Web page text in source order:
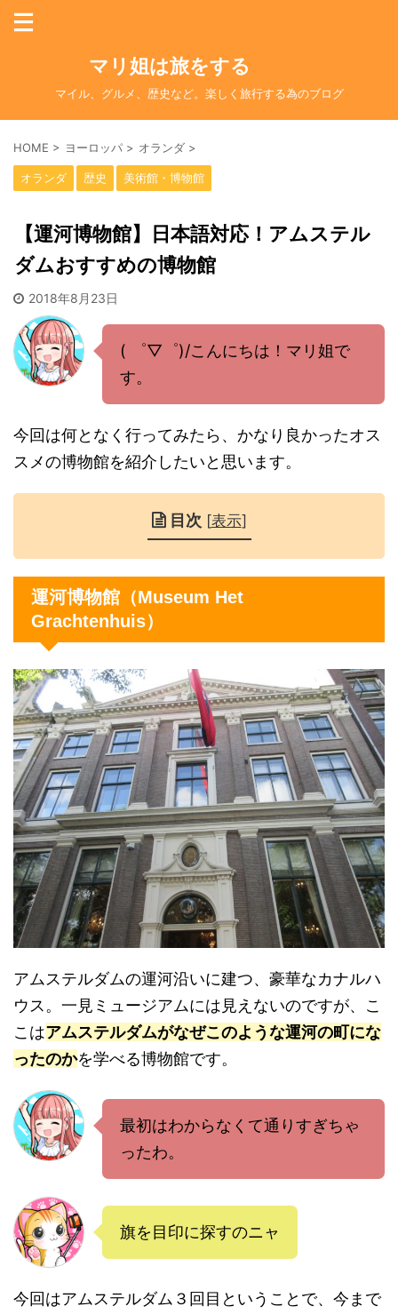
マリ姐は旅をする
マイル、グルメ、歴史など。楽しく旅行する為のブログ
HOME > ヨーロッパ > オランダ >
オランダ 歴史 美術館・博物館
【運河博物館】日本語対応！アムステル
ダムおすすめの博物館
2018年8月23日
( ゜▽゜)/こんにちは！マリ姐で
す。
今回は何となく行ってみたら、かなり良かったオス
スメの博物館を紹介したいと思います。
目次 [表示]
運河博物館（Museum Het
Grachtenhuis）
アムステルダムの運河沿いに建つ、豪華なカナルハ
ウス。一見ミュージアムには見えないのですが、こ
こはアムステルダムがなぜこのような運河の町にな
ったのかを学べる博物館です。
最初はわからなくて通りすぎちゃ
ったわ。
旗を目印に探すのニャ
今回はアムステルダム３回目ということで、今まで